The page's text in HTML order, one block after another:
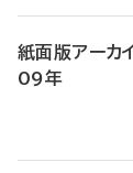
紙面版アー
09年